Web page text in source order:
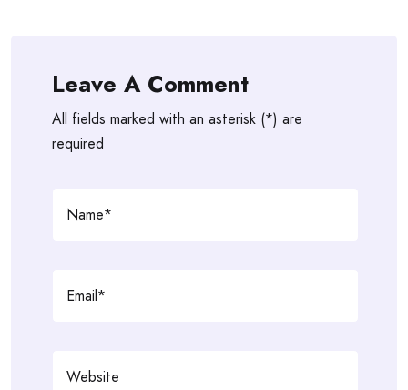
Leave A Comment
All fields marked with an asterisk (*) are
required